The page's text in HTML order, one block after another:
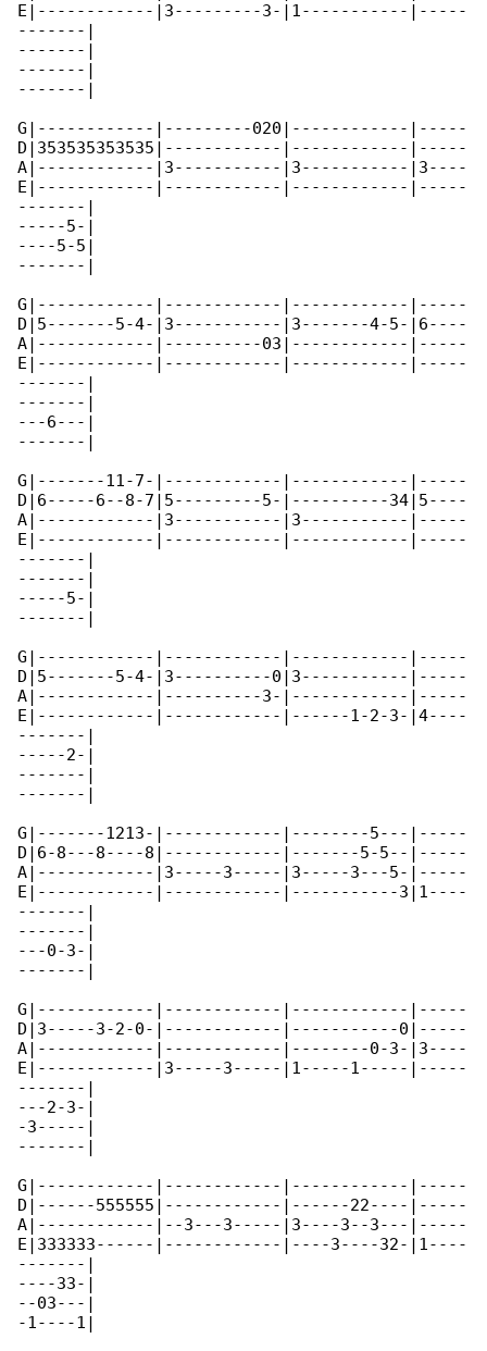
E|------------|3---------3-|1-----------|-----
-------|
-------|
-------|
-------|
G|------------|---------020|------------|-----
D|353535353535|------------|------------|-----
A|------------|3-----------|3-----------|3----
E|------------|------------|------------|-----
-------|
-----5-|
----5-5|
-------|
G|------------|------------|------------|-----
D|5-------5-4-|3-----------|3-------4-5-|6----
A|------------|----------03|------------|-----
E|------------|------------|------------|-----
-------|
-------|
---6---|
-------|
G|-------11-7-|------------|------------|-----
D|6-----6--8-7|5---------5-|----------34|5----
A|------------|3-----------|3-----------|-----
E|------------|------------|------------|-----
-------|
-------|
-----5-|
-------|
G|------------|------------|------------|-----
D|5-------5-4-|3----------0|3-----------|-----
A|------------|----------3-|------------|-----
E|------------|------------|------1-2-3-|4----
-------|
-----2-|
-------|
-------|
G|-------1213-|------------|--------5---|-----
D|6-8---8----8|------------|-------5-5--|-----
A|------------|3-----3-----|3-----3---5-|-----
E|------------|------------|-----------3|1----
-------|
-------|
---0-3-|
-------|
G|------------|------------|------------|-----
D|3-----3-2-0-|------------|-----------0|-----
A|------------|------------|--------0-3-|3----
E|------------|3-----3-----|1-----1-----|-----
-------|
---2-3-|
-3-----|
-------|
G|------------|------------|------------|-----
D|------555555|------------|------22----|-----
A|------------|--3---3-----|3----3--3---|-----
E|333333------|------------|----3----32-|1----
-------|
----33-|
--03---|
-1----1|